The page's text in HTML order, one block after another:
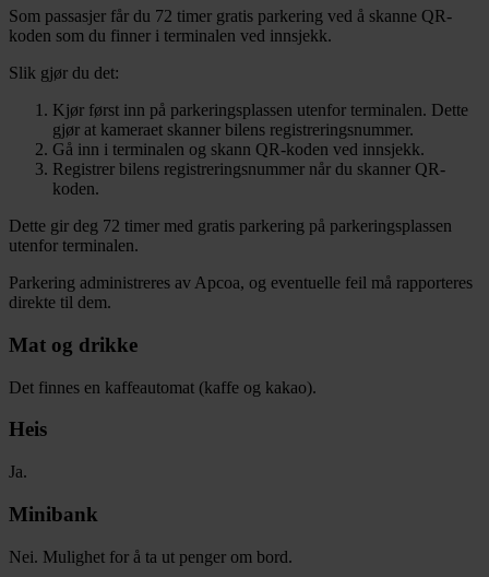
Som passasjer får du 72 timer gratis parkering ved å skanne QR-
koden som du finner i terminalen ved innsjekk.
Slik gjør du det:
Kjør først inn på parkeringsplassen utenfor terminalen. Dette
gjør at kameraet skanner bilens registreringsnummer.
Gå inn i terminalen og skann QR-koden ved innsjekk.
Registrer bilens registreringsnummer når du skanner QR-
koden.
Dette gir deg 72 timer med gratis parkering på parkeringsplassen
utenfor terminalen.
Parkering administreres av Apcoa, og eventuelle feil må rapporteres
direkte til dem.
Mat og drikke
Det finnes en kaffeautomat (kaffe og kakao).
Heis
Ja.
Minibank
Nei. Mulighet for å ta ut penger om bord.